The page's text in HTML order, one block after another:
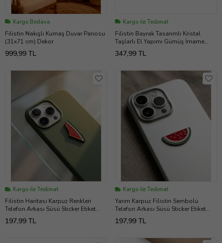
Kargo Bedava
Filistin Nakışlı Kumaş Duvar Panosu
(31x71 cm) Dekor
999,99 TL
Kargo ile Teslimat
Filistin Bayrak Tasarımlı Kristal
Taşlarlı El Yapımı Gümüş İmame
tespih 33'lü A300053
347,99 TL
Kargo ile Teslimat
Filistin Haritası Karpuz Renkleri
Telefon Arkası Süsü Sticker Etiket
A300092
197,99 TL
Kargo ile Teslimat
Yarım Karpuz Filistin Sembolü
Telefon Arkası Süsü Sticker Etiket
A300093
197,99 TL